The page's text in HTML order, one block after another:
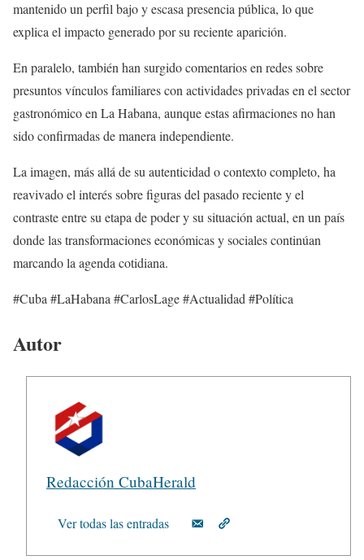
mantenido un perfil bajo y escasa presencia pública, lo que
explica el impacto generado por su reciente aparición.
En paralelo, también han surgido comentarios en redes sobre
presuntos vínculos familiares con actividades privadas en el sector
gastronómico en La Habana, aunque estas afirmaciones no han
sido confirmadas de manera independiente.
La imagen, más allá de su autenticidad o contexto completo, ha
reavivado el interés sobre figuras del pasado reciente y el
contraste entre su etapa de poder y su situación actual, en un país
donde las transformaciones económicas y sociales continúan
marcando la agenda cotidiana.
#Cuba #LaHabana #CarlosLage #Actualidad #Política
Autor
Redacción CubaHerald
Ver todas las entradas